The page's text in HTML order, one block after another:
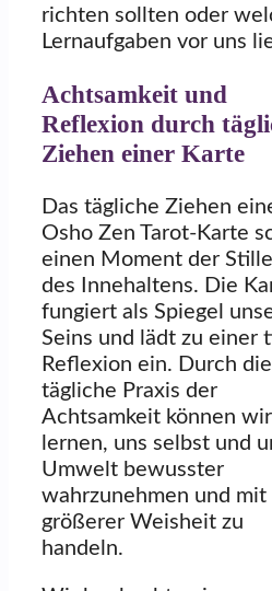
richten sollten oder
Lernaufgaben vor uns
Achtsamkeit und
Reflexion durch
Ziehen einer Karte
Das tägliche Ziehen
Osho Zen Tarot-Karte
einen Moment der
des Innehaltens. Die
fungiert als Spiegel
Seins und lädt zu einer
Reflexion ein. Durch
tägliche Praxis der
Achtsamkeit können wir
lernen, uns selbst und
Umwelt bewusster
wahrzunehmen und mit
größerer Weisheit zu
handeln.